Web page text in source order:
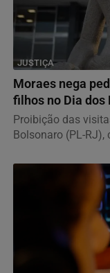
JUSTIÇA
Moraes nega
filhos no Dia dos
Proibição das
Bolsonaro (PL-RJ),